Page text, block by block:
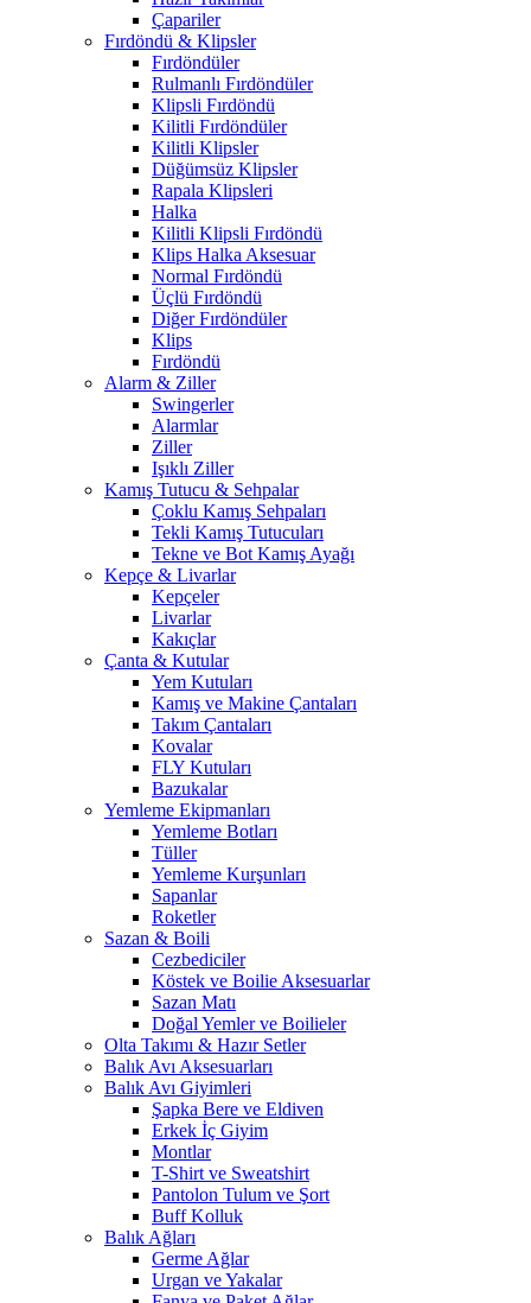
Çapariler
Fırdöndü & Klipsler
Fırdöndüler
Rulmanlı Fırdöndüler
Klipsli Fırdöndü
Kilitli Fırdöndüler
Kilitli Klipsler
Düğümsüz Klipsler
Rapala Klipsleri
Halka
Kilitli Klipsli Fırdöndü
Klips Halka Aksesuar
Normal Fırdöndü
Üçlü Fırdöndü
Diğer Fırdöndüler
Klips
Fırdöndü
Alarm & Ziller
Swingerler
Alarmlar
Ziller
Işıklı Ziller
Kamış Tutucu & Sehpalar
Çoklu Kamış Sehpaları
Tekli Kamış Tutucuları
Tekne ve Bot Kamış Ayağı
Kepçe & Livarlar
Kepçeler
Livarlar
Kakıçlar
Çanta & Kutular
Yem Kutuları
Kamış ve Makine Çantaları
Takım Çantaları
Kovalar
FLY Kutuları
Bazukalar
Yemleme Ekipmanları
Yemleme Botları
Tüller
Yemleme Kurşunları
Sapanlar
Roketler
Sazan & Boili
Cezbediciler
Köstek ve Boilie Aksesuarlar
Sazan Matı
Doğal Yemler ve Boilieler
Olta Takımı & Hazır Setler
Balık Avı Aksesuarları
Balık Avı Giyimleri
Şapka Bere ve Eldiven
Erkek İç Giyim
Montlar
T-Shirt ve Sweatshirt
Pantolon Tulum ve Şort
Buff Kolluk
Balık Ağları
Germe Ağlar
Urgan ve Yakalar